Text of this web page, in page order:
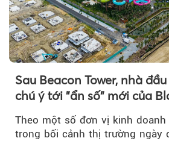
Sau Beacon Tower, nhà
chú ý tới "ẩn số" mới của
Theo một số đơn vị kinh doanh
trong bối cảnh thị trường ngày